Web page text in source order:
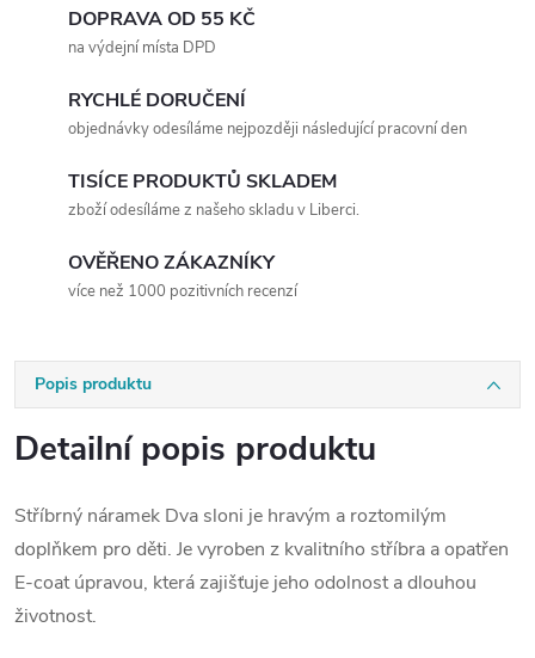
DOPRAVA OD 55 KČ
na výdejní místa DPD
RYCHLÉ DORUČENÍ
objednávky odesíláme nejpozději následující pracovní den
TISÍCE PRODUKTŮ SKLADEM
zboží odesíláme z našeho skladu v Liberci.
OVĚŘENO ZÁKAZNÍKY
více než 1000 pozitivních recenzí
Popis produktu
Detailní popis produktu
Stříbrný náramek Dva sloni je hravým a roztomilým
doplňkem pro děti. Je vyroben z kvalitního stříbra a opatřen
E-coat úpravou, která zajišťuje jeho odolnost a dlouhou
životnost.